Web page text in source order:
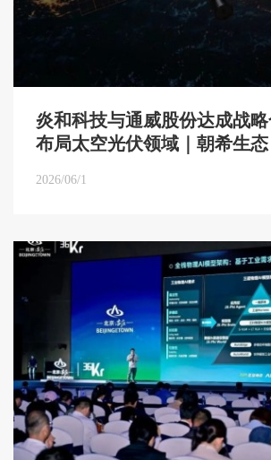
炎和科技与通威股份达成战
布局太空光伏领域｜朝希生态
2026/06/1